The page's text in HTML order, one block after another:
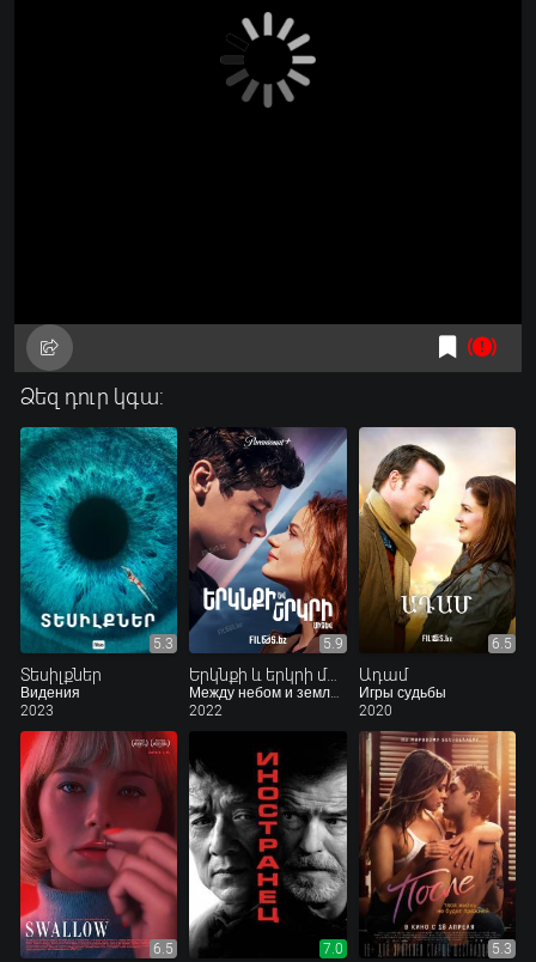
Ձեզ դուր կգա:
5.3
Տեսիլքներ
Видения
2023
5.9
Երկնքի և երկրի միջև
Между небом и землёй
2022
6.5
Ադամ
Игры судьбы
2020
6.5 7.0 5.3